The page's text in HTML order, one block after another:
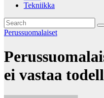
Tekniikka
Perussuomalaiset
ei vastaa